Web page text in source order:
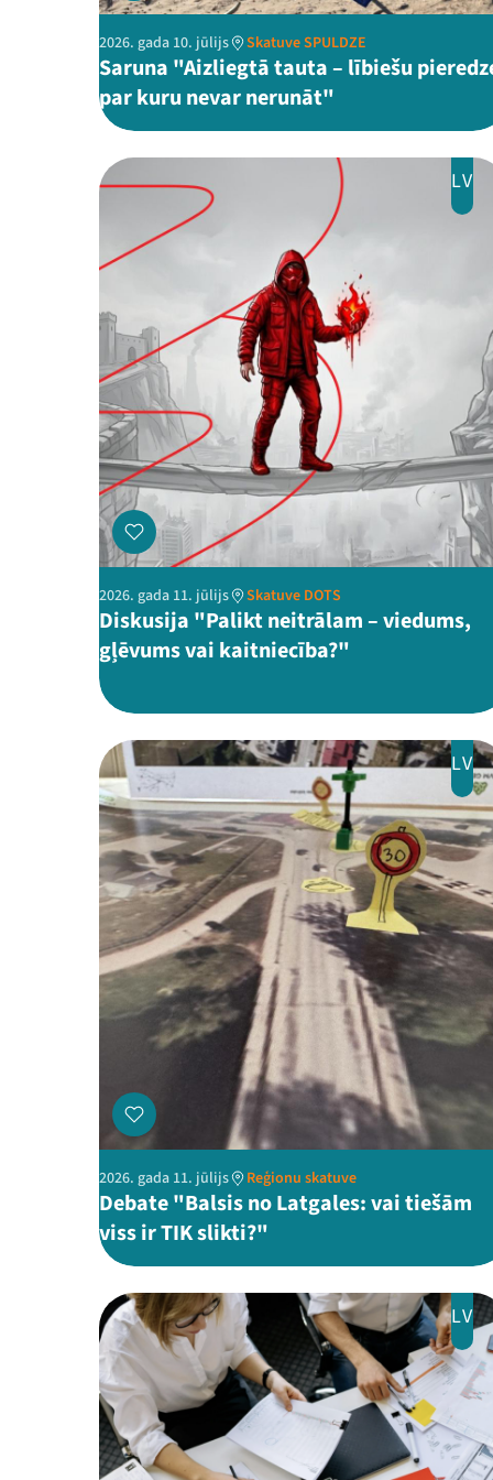
2026. gada 10. jūlijs Skatuve SPULDZE
Saruna "Aizliegtā tauta – lībiešu
par kuru nevar nerunāt"
LV
2026. gada 11. jūlijs Skatuve DOTS
Diskusija "Palikt neitrālam – viedums,
gļēvums vai kaitniecība?"
LV
2026. gada 11. jūlijs Reģionu skatuve
Debate "Balsis no Latgales: vai tiešām
viss ir TIK slikti?"
LV